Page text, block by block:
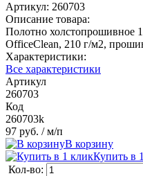
Артикул: 260703
Описание товара:
Полотно холстопрошивное
OfficeClean, 210 г/м2,
Характеристики:
Все характеристики
Артикул
260703
Код
260703k
97 руб. / м/п
В корзину
Купить в
Кол-во: